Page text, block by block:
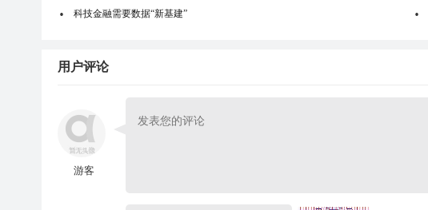
科技金融需要数据“新基建”
用户评论
游客